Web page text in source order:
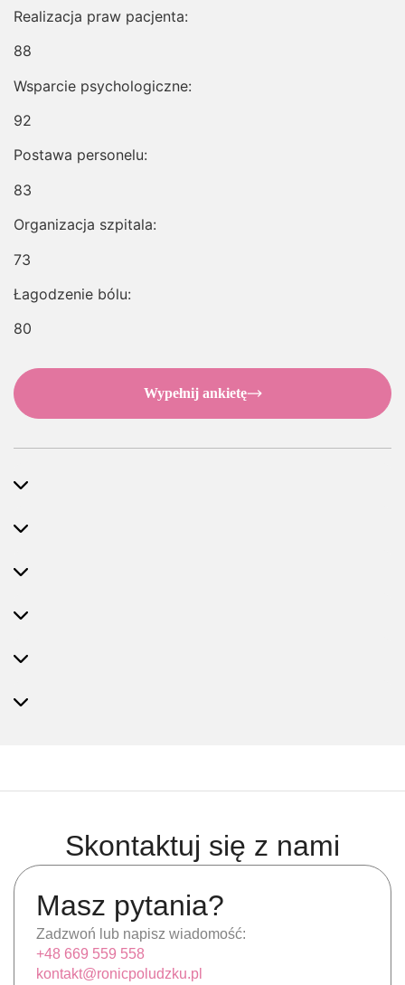
Realizacja praw pacjenta:
88
Wsparcie psychologiczne:
92
Postawa personelu:
83
Organizacja szpitala:
73
Łagodzenie bólu:
80
Wypełnij ankietę
Skontaktuj się z nami
Masz pytania?
Zadzwoń lub napisz wiadomość:
+48 669 559 558
kontakt@ronicpoludzku.pl